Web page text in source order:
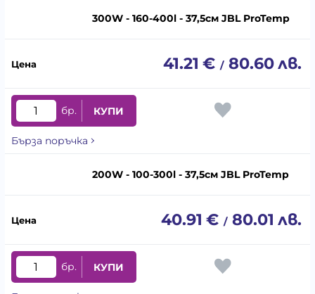
300W - 160-400l - 37,5см JBL ProTemp
41.21 € / 80.60лв.
бр. КУПИ
Бърза поръчка
200W - 100-300l - 37,5см JBL ProTemp
40.91 € / 80.01 лв.
бр. КУПИ